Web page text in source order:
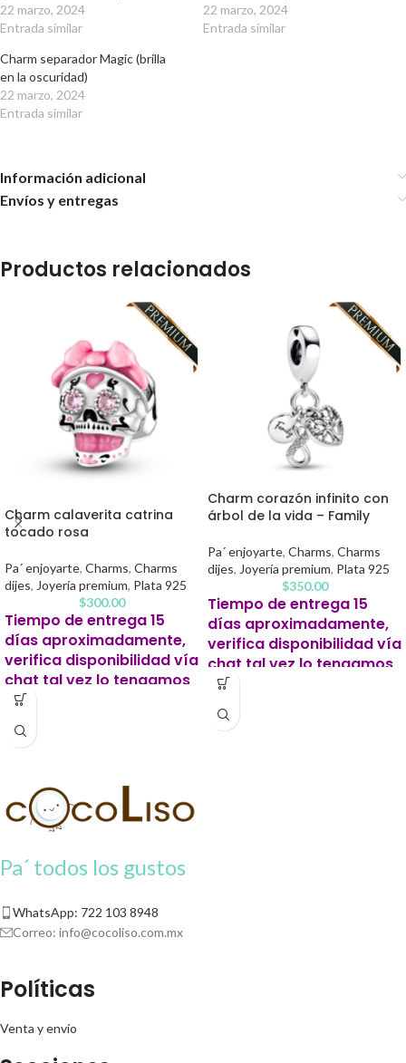
22 marzo, 2024
Entrada similar
22 marzo, 2024
Entrada similar
Charm separador Magic (brilla
en la oscuridad)
22 marzo, 2024
Entrada similar
Información adicional
Envíos y entregas
Productos relacionados
Charm calaverita catrina
tocado rosa
Pa´ enjoyarte, Charms, Charms
dijes, Joyería premium, Plata 925
$300.00
Tiempo de entrega 15
días aproximadamente,
verifica disponibilidad vía
chat tal vez lo tengamos
listo antes.
Charm corazón infinito con
árbol de la vida – Family
Pa´ enjoyarte, Charms, Charms
dijes, Joyería premium, Plata 925
$350.00
Tiempo de entrega 15
días aproximadamente,
verifica disponibilidad vía
chat tal vez lo tengamos
listo antes.
Pa´ todos los gustos
WhatsApp: 722 103 8948
Correo: info@cocoliso.com.mx
Políticas
Venta y envío